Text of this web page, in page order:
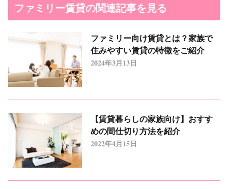
ファミリー賃貸の関連記事を見る
ファミリー向け賃貸とは？家族で
住みやすい賃貸の特徴をご紹介
2024年3月13日
【賃貸暮らしの家族向け】おすす
めの間仕切り方法を紹介
2022年4月15日